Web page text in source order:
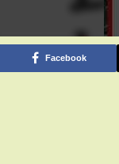
Facebook